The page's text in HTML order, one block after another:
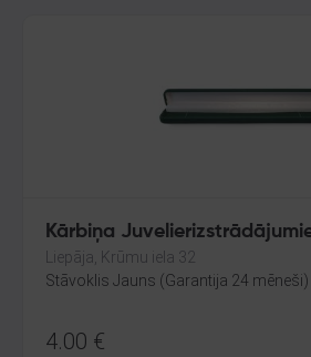
Kārbiņa
Liepāja, Krūmu iela 32
Stāvoklis Jauns (Garantija 24 mēneši)
4.00 €